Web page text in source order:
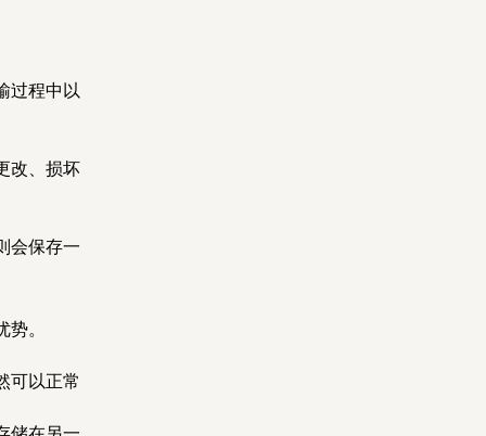
过程中以
改、损坏
会保存一
。
可以正常